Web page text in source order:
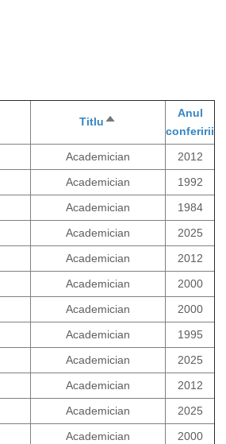
Titlu Sortează
Anul
conferirii
Academician
2012
Academician
1992
Academician
1984
Academician
2025
Academician
2012
Academician
2000
Academician
2000
Academician
1995
Academician
2025
Academician
2012
Academician
2025
Academician
2000